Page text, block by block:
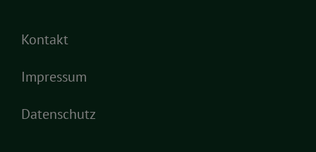
Kontakt
Impressum
Datenschutz